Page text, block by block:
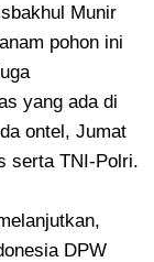
Munir
pohon ini
yang ada di
ontel, Jumat
serta TNI-Polri.
DPW